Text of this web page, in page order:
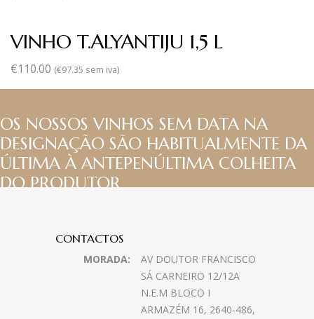
VINHO T.ALYANTIJU 1,5 L
€110.00 (€97.35 sem iva)
OS NOSSOS VINHOS SEM DATA NA
DESIGNAÇÃO SÃO HABITUALMENTE DA
ÚLTIMA À ANTEPENÚLTIMA COLHEITA
DO PRODUTOR
CONTACTOS
MORADA:
AV DOUTOR FRANCISCO
SÁ CARNEIRO 12/12A
N.E.M BLOCO I
ARMAZÉM 16, 2640-486,